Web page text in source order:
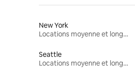
New York
Locations moyenne et longue durée
Seattle
Locations moyenne et longue durée